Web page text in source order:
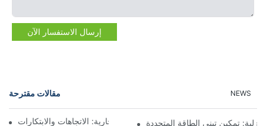
إرسال الاستفسار الآن
مقالات مقترحة NEWS
مستقبل تخزين البطاريات التجارية: الاتجاهات والابتكارات
تمكين تبني الطاقة المتجددة